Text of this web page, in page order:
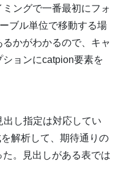
ングで一番最初にフォ
ブル単位で移動する場
かがわかるので、キャ
ョンにcatpion要素を
し指定は対応してい
解析して、期待通りの
。見出しがある表では